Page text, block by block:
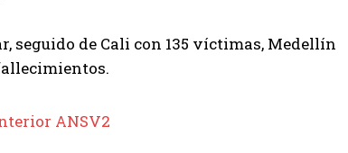
seguido de Cali con 135 víctimas, Medellín